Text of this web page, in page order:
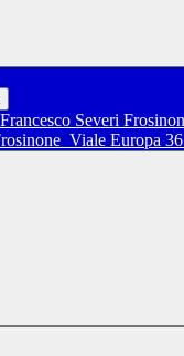
Viale Europa 36